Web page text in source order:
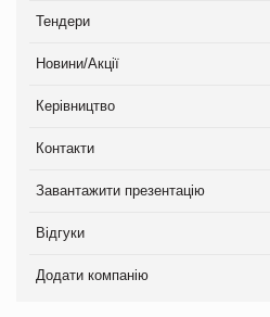
Тендери
Новини/Акції
Керівництво
Контакти
Завантажити презентацію
Відгуки
Додати компанію